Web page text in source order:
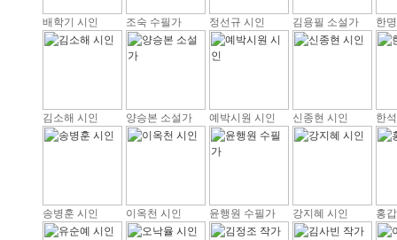
배학기 시인 조숙 수필가 정선규 시인 김용필 소설가 한
김소해 시인 양승본 소설가 예박시원 시인 신종현 시인 한
송병훈 시인 이옥천 시인 윤행원 수필가 강지혜 시인 홍